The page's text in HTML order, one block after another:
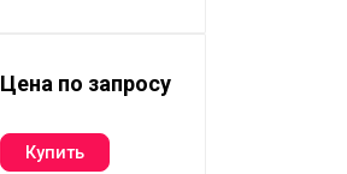
Цена по запросу